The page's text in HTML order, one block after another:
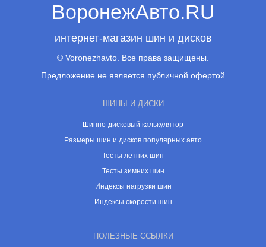
ВоронежАвто.RU
интернет-магазин шин и дисков
© Voronezhavto. Все права защищены.
Предложение не является публичной офертой
ШИНЫ И ДИСКИ
Шинно-дисковый калькулятор
Размеры шин и дисков популярных авто
Тесты летних шин
Тесты зимних шин
Индексы нагрузки шин
Индексы скорости шин
ПОЛЕЗНЫЕ ССЫЛКИ